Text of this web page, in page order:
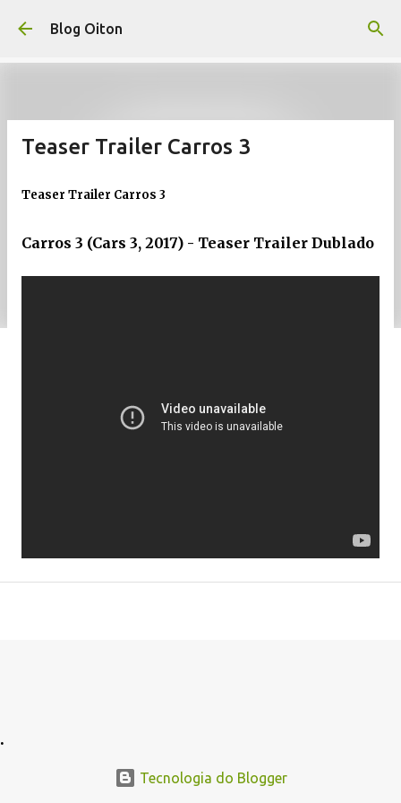
Pular para o conteúdo principal
Blog Oiton
Teaser Trailer Carros 3
Teaser Trailer Carros 3
Carros 3 (Cars 3, 2017) - Teaser Trailer Dublado
.
Tecnologia do Blogger